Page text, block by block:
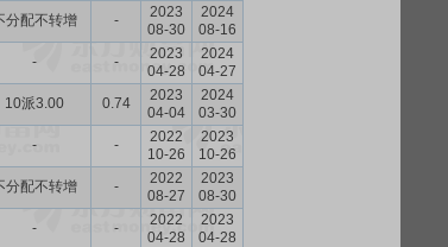
分配不转增 -
2023
08-30
2024
08-16
- -
2023
04-28
2024
04-27
10派3.00 0.74
2023
04-04
2024
03-30
- -
2022
10-26
2023
10-26
分配不转增 -
2022
08-27
2023
08-30
- -
2022
04-28
2023
04-28